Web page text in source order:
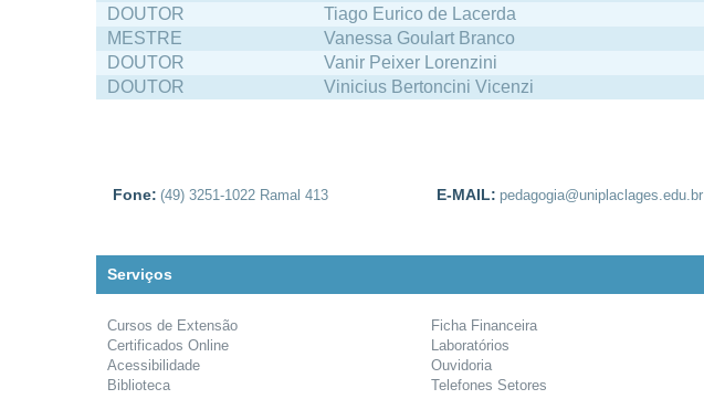
DOUTOR
Tiago Eurico de Lacerda
MESTRE
Vanessa Goulart Branco
DOUTOR
Vanir Peixer Lorenzini
DOUTOR
Vinicius Bertoncini Vicenzi
Fone: (49) 3251-1022 Ramal 413 E-MAIL: pedagogia@uniplaclages.edu.br
Serviços
Cursos de Extensão
Certificados Online
Acessibilidade
Biblioteca
Ficha Financeira
Laboratórios
Ouvidoria
Telefones Setores